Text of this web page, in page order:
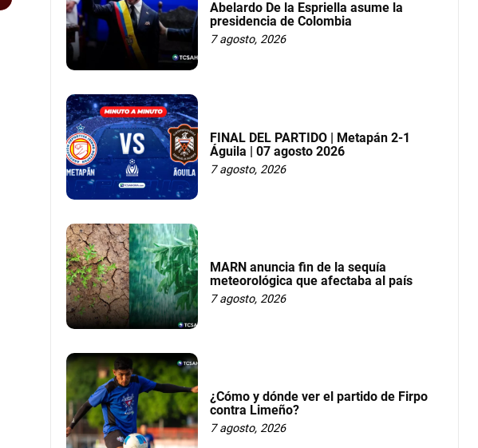
Abelardo De la Espriella asume la
presidencia de Colombia
7 agosto, 2026
FINAL DEL PARTIDO | Metapán 2-1
Águila | 07 agosto 2026
7 agosto, 2026
MARN anuncia fin de la sequía
meteorológica que afectaba al país
7 agosto, 2026
¿Cómo y dónde ver el partido de Firpo
contra Limeño?
7 agosto, 2026